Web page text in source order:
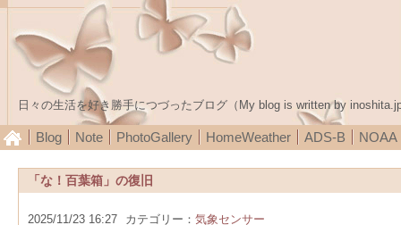
日々の生活を好き勝手につづったブログ（My blog is written by
Blog Note PhotoGallery HomeWeather ADS-B NOAA
「な！百葉箱」の復旧
2025/11/23 16:27 カテゴリー： 気象センサー